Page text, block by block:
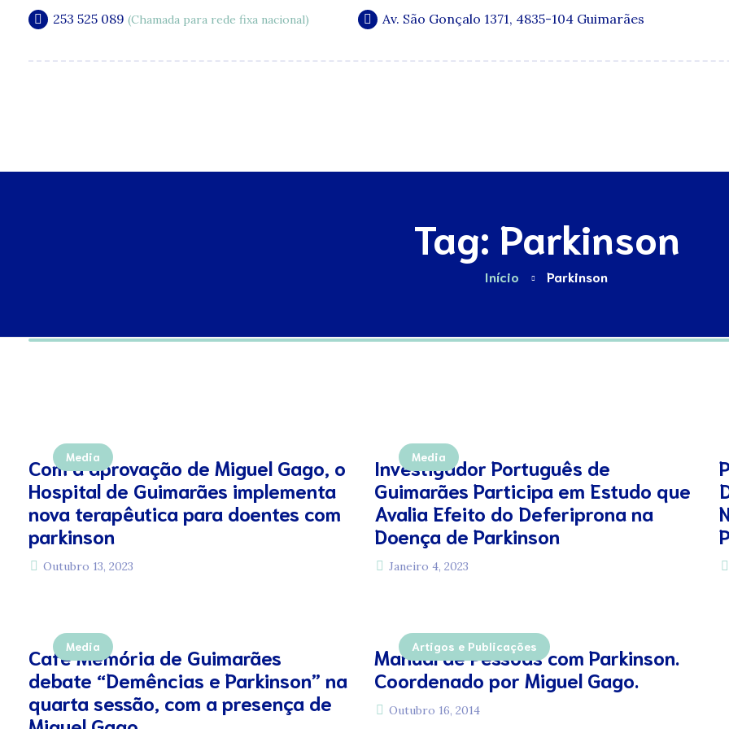
253 525 089 (Chamada para rede fixa nacional) Av. São Gonçalo 1371, 4835-104 Guimarães
Tag: Parkinson
Início Parkinson
Media
Com a aprovação de Miguel Gago, o
Hospital de Guimarães implementa
nova terapêutica para doentes com
parkinson
Outubro 13, 2023
Media
Investigador Português de
Guimarães Participa em Estudo que
Avalia Efeito do Deferiprona na
Doença de Parkinson
Janeiro 4, 2023
Media
Café Memória de Guimarães
debate “Demências e Parkinson” na
quarta sessão, com a presença de
Artigos e Publicações
Manual de Pessoas com Parkinson.
Coordenado por Miguel Gago.
Outubro 16, 2014